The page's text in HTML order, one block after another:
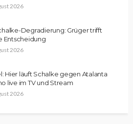
2026
Degradierung: Grüger trifft
Entscheidung
2026
Hier läuft Schalke gegen Atalanta
live im TV und Stream
2026